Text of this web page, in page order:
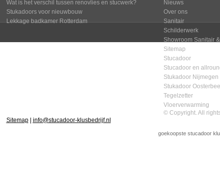
Wat is het verschil tussen renovlies en stucwerk?
Stukadoors voor nieuwbouw
Lekkage badkamer Rotterdam
Nieuws
Over ons
Sanitair
Schilderwerk
Showroom Sanitair
Sitemap
Stucadoor
Stucadoor en
Stukadoor Nijmegen
Stukadoor
Tegelzetter
Vloerverwarming
Sitemap| info@stucadoor-klusbedrijf.nl
© Copyright. All
goekoopste stucadoor